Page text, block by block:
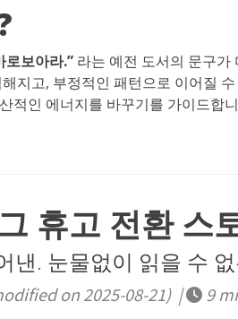
로보아라.” 라는 예전 도서의 문구가
지고, 부정적인 패턴으로 이어질
적인 에너지를 바꾸기를 가이드합
휴고 전환 스
낸. 눈물없이 읽을 수
on 2025-08-21) | 9